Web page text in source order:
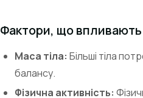
Фактори, що впливають
Маса тіла: Більші тіла
балансу.
Фізична активність: